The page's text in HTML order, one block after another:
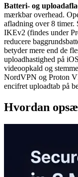
Batteri- og
mærkbar overhead.
afladning over 8
IKEv2 (findes under
reducere
betyder mere end de
uploadhastighed på
videoopkald og
NordVPN og Proton
encifret uploadtab på
Hvordan